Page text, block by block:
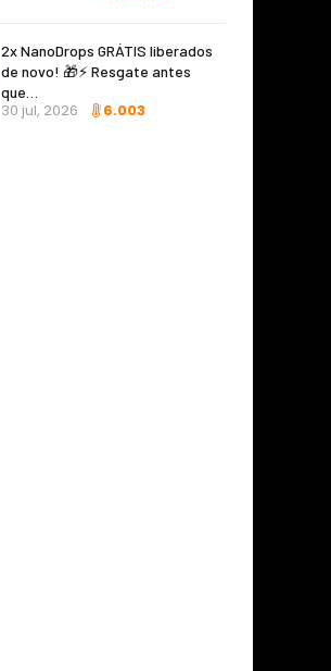
2x NanoDrops GRÁTIS liberados
de novo! 🎁⚡ Resgate antes
que…
30 jul, 2026 6.003